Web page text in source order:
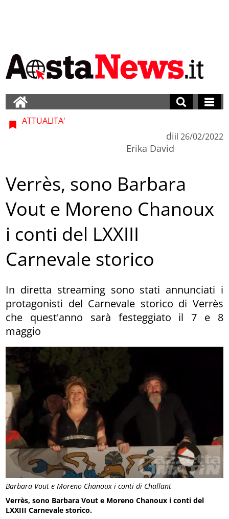
Barbara Vout e Moreno Chanoux i conti di Challant
ATTUALITA'
di
Erika David
il 26/02/2022
Verrès, sono Barbara
Vout e Moreno Chanoux
i conti del LXXIII
Carnevale storico
In diretta streaming sono stati annunciati i
protagonisti del Carnevale storico di Verrès
che quest'anno sarà festeggiato il 7 e 8
maggio
Verrès, sono Barbara Vout e Moreno Chanoux i conti del
LXXIII Carnevale storico.